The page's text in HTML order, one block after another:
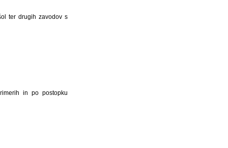
ter drugih zavodov s
in po postopku